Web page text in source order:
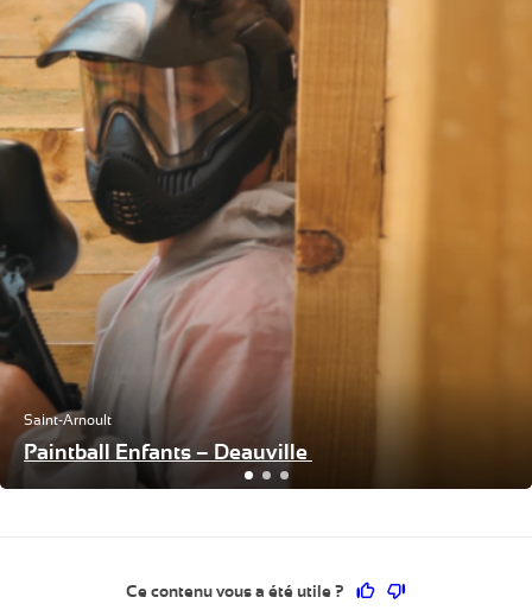
Saint-Arnoult
Paintball Enfants – Deauville
Ce contenu vous a été utile ? Ce contenu vous